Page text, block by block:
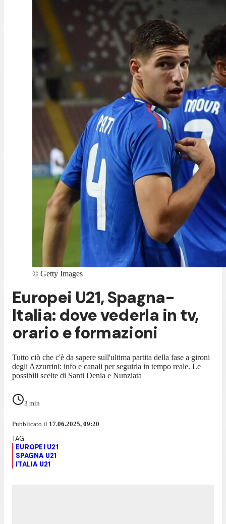
© Getty Images
Europei U21, Spagna-
Italia: dove vederla in tv,
orario e formazioni
Tutto ciò che c'è da sapere sull'ultima partita della fase a gironi
degli Azzurrini: info e canali per seguirla in tempo reale. Le
possibili scelte di Santi Denia e Nunziata
3 min
Pubblicato il 17.06.2025, 09:20
EUROPEI U21
SPAGNA U21
ITALIA U21